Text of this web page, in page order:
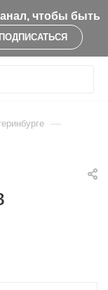
чтобы быть
ПОДПИСАТЬСЯ
—